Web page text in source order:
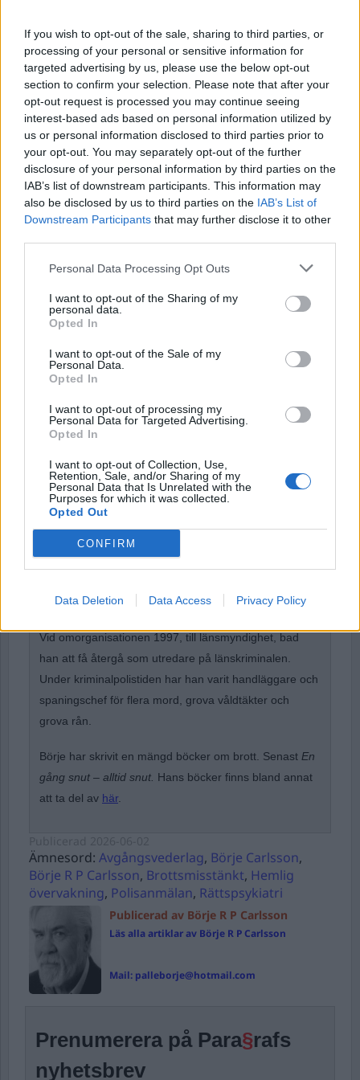
If you wish to opt-out of the sale, sharing to third parties, or
processing of your personal or sensitive information for
targeted advertising by us, please use the below opt-out
section to confirm your selection. Please note that after your
opt-out request is processed you may continue seeing
interest-based ads based on personal information utilized by
us or personal information disclosed to third parties prior to
your opt-out. You may separately opt-out of the further
disclosure of your personal information by third parties on the
IAB’s list of downstream participants. This information may
also be disclosed by us to third parties on the IAB’s List of
Downstream Participants that may further disclose it to other
Personal Data Processing Opt Outs
I want to opt-out of the Sharing of my
personal data.
Opted In
I want to opt-out of the Sale of my
Personal Data.
Opted In
I want to opt-out of processing my
Personal Data for Targeted Advertising.
Opted In
I want to opt-out of Collection, Use,
Retention, Sale, and/or Sharing of my
Personal Data that Is Unrelated with the
Purposes for which it was collected.
Opted Out
CONFIRM
Data Deletion Data Access Privacy Policy
Börja prenumerera för att läsa detta innehåll.
Starta din prenumerationhär
Eller logga in på ditt konto nedan:
Username or E-mail
Password
Forgot Password
Börje R P Carlsson
kriminalpolisen arbetat med företrädesvis de grövsta
brotten. Under ett par år var han rotelchef för en rotel
på spaningsroteln.
Vid omorganisationen 1997, till länsmyndighet, bad
han att få återgå som utredare på länskriminalen.
Under kriminalpolistiden har han varit handläggare och
spaningschef för flera mord, grova våldtäkter och
grova rån.
Börje har skrivit en mängd böcker om brott. Senast En
gång snut – alltid snut. Hans böcker finns bland annat
att ta del av här.
Ämnesord: Avgångsvederlag, Börje Carlsson,
Börje R P Carlsson, Brottsmisstänkt, Hemlig
övervakning, Polisanmälan, Rättspsykiatri
Publicerad av Börje R P Carlsson
Läs alla artiklar av Börje R P Carlsson
Mail: palleborje@hotmail.com
Prenumerera på Para§rafs
nyhetsbrev